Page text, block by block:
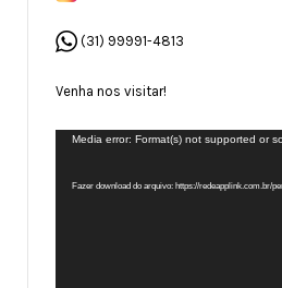
(31) 99991-4813
Venha nos visitar!
Tocador
vídeo
Media error: Format(s) not supported or
Fazer download do arquivo: https://redeapplink.com.br/